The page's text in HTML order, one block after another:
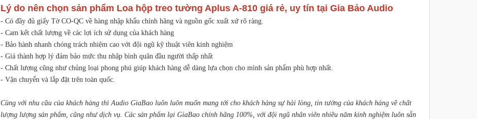
Lý do nên chọn sản phẩm Loa hộp treo tường Aplus A-810 giá rẻ, uy tín tại Gia Bảo Audio
- Có đầy đủ giấy Tờ CO-QC về hàng nhập khẩu chính hãng và nguồn gốc xuất xứ rõ ràng.
- Cam kết chất lượng về các lợi ích sử dụng của khách hàng
- Bảo hành nhanh chóng trách nhiệm cao với đội ngũ kỹ thuật viên kinh nghiệm
- Giá thành hợp lý đảm bảo mức thu nhập bình quân đầu người thấp nhất
- Chất lượng cũng như chủng loại phong phú giúp khách hàng dễ dàng lựa chọn cho mình sản phẩm phù hợp nhất.
- Vận chuyển và lắp đặt trên toàn quốc.
Cùng với nhu cầu của khách hàng thì Audio GiaBao luôn luôn muốn mang tới cho khách hàng sự hài lòng, tin tưởng của khách hàng về chất
lượng lượng sản phẩm, cũng như dịch vụ. Các sản phẩm lại GiaBao chính hãng 100%, với đội ngũ nhân viên nhiều năm kinh nghiệm luôn sẵn